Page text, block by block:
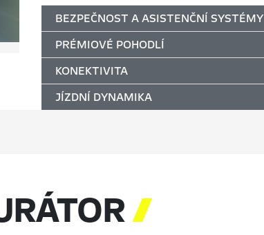
BEZPEČNOST A ASISTENČNÍ SYSTÉMY
PRÉMIOVÉ POHODLÍ
KONEKTIVITA
JÍZDNÍ DYNAMIKA
